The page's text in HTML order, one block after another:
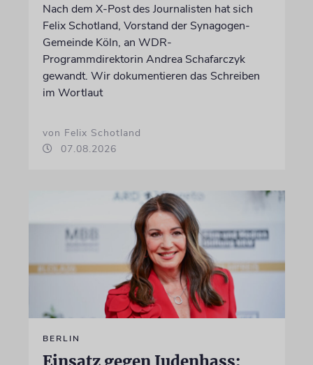
Nach dem X-Post des Journalisten hat sich
Felix Schotland, Vorstand der Synagogen-
Gemeinde Köln, an WDR-
Programmdirektorin Andrea Schafarczyk
gewandt. Wir dokumentieren das Schreiben
im Wortlaut
von Felix Schotland
07.08.2026
BERLIN